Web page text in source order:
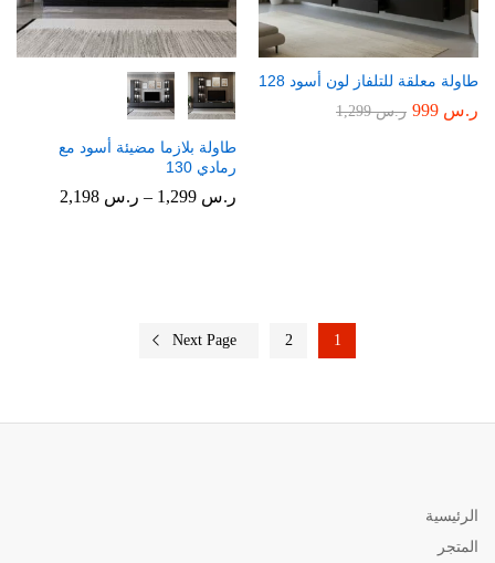
طاولة معلقة للتلفاز لون أسود 128
ر.س ر.س1,299
طاولة بلازما مضيئة أسود مع
رمادي 130
ر.س – ر.س
1
2
Next Page
الرئيسية
المتجر